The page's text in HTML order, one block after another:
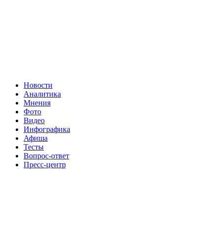
Новости
Аналитика
Мнения
Фото
Видео
Инфографика
Афиша
Тесты
Вопрос-ответ
Пресс-центр